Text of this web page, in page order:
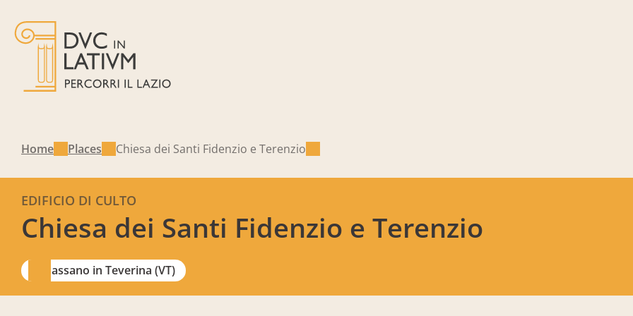
Home Places Chiesa dei Santi Fidenzio e Terenzio
Chiesa dei Santi Fidenzio e Terenzio
EDIFICIO DI CULTO
Bassano in Teverina (VT)